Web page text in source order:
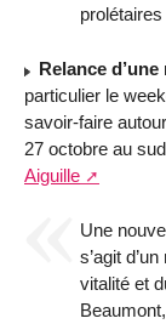
Relance
particulier le
savoir-faire
27 octobre au
Aiguille
Une
s’agit
vitalité et